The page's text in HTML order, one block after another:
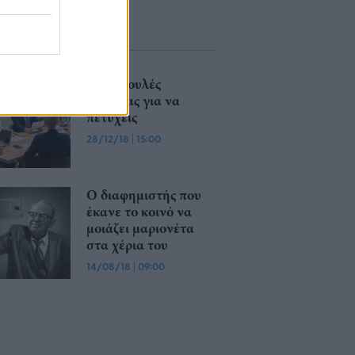
7 συμβουλές
καριέρας για να
πετύχεις
28/12/18 | 15:00
Ο διαφημιστής που
έκανε το κοινό να
μοιάζει μαριονέτα
στα χέρια του
14/08/18 | 09:00